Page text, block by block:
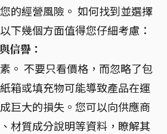
的經營風險。 如何找到並選擇
下幾個方面值得您仔細考慮：
信譽：
。 不要只看價格，而忽略了包
箱或填充物可能導致產品在運
巨大的損失。您可以向供應商
材質成分說明等資料，瞭解其